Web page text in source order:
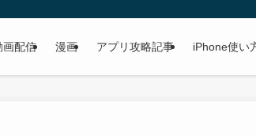
画配信 漫画 アプリ攻略記事 iPhone使い